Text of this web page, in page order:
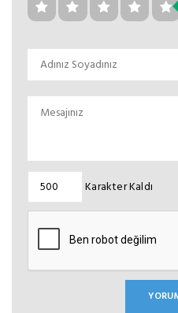
Karakter Kaldı